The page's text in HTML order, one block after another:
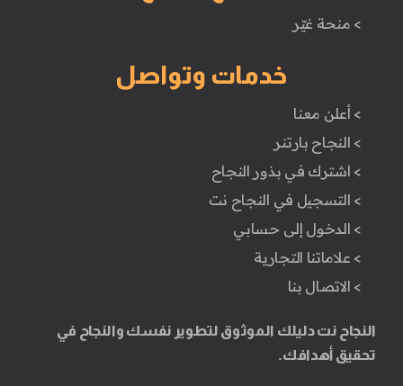
> منحة غيّر
خدمات وتواصل
> أعلن معنا
> النجاح بارتنر
> اشترك في بذور النجاح
> التسجيل في النجاح نت
> الدخول إلى حسابي
> علاماتنا التجارية
> الاتصال بنا
النجاح نت دليلك الموثوق لتطوير نفسك والنجاح في
تحقيق أهدافك.